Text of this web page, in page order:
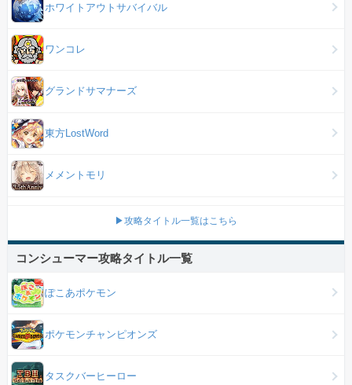
ホワイトアウトサバイバル
ワンコレ
グランドサマナーズ
東方LostWord
メメントモリ
▶攻略タイトル一覧はこちら
コンシューマー攻略タイトル一覧
ぽこあポケモン
ポケモンチャンピオンズ
タスクバーヒーロー